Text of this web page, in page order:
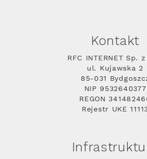
Kontakt
RFC INTERNET Sp.
ul. Kujawska 2
85-031
NIP 9532640377
REGON
Rejestr UKE